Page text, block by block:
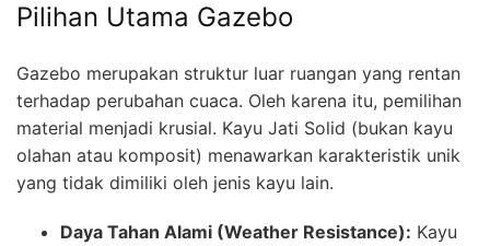
Pilihan Utama Gazebo
Gazebo merupakan struktur luar ruangan yang rentan
terhadap perubahan cuaca. Oleh karena itu, pemilihan
material menjadi krusial. Kayu Jati Solid (bukan kayu
olahan atau komposit) menawarkan karakteristik unik
yang tidak dimiliki oleh jenis kayu lain.
Daya Tahan Alami (Weather Resistance): Kayu